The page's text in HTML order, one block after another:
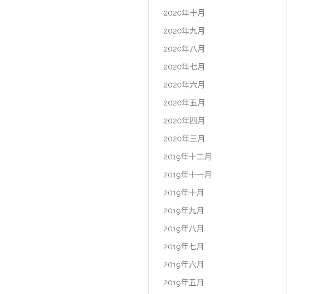
2020年十月
2020年九月
2020年八月
2020年七月
2020年六月
2020年五月
2020年四月
2020年三月
2019年十二月
2019年十一月
2019年十月
2019年九月
2019年八月
2019年七月
2019年六月
2019年五月